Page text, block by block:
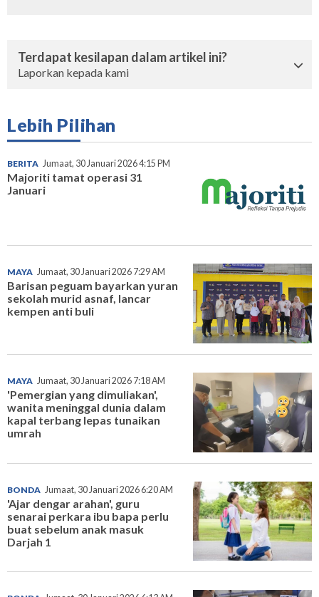
Terdapat kesilapan dalam artikel ini?
Laporkan kepada kami
Lebih Pilihan
BERITA Jumaat, 30 Januari 2026 4:15 PM
Majoriti tamat operasi 31
Januari
MAYA Jumaat, 30 Januari 2026 7:29 AM
Barisan peguam bayarkan yuran
sekolah murid asnaf, lancar
kempen anti buli
MAYA Jumaat, 30 Januari 2026 7:18 AM
'Pemergian yang dimuliakan',
wanita meninggal dunia dalam
kapal terbang lepas tunaikan
umrah
BONDA Jumaat, 30 Januari 2026 6:20 AM
'Ajar dengar arahan', guru
senarai perkara ibu bapa perlu
buat sebelum anak masuk
Darjah 1